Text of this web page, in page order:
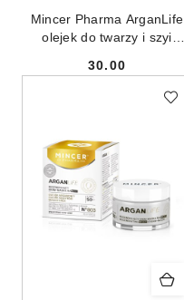
Mincer Pharma ArganLife
olejek do twarzy i szyi
Cena:
30.00